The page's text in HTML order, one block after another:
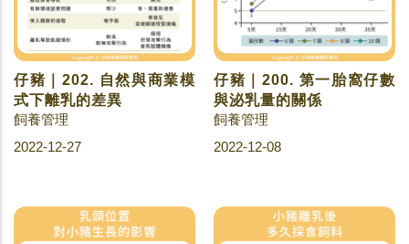
仔豬｜202. 自然與商業模
式下離乳的差異
飼養管理
2022-12-27
仔豬｜200. 第一胎窩仔數
與泌乳量的關係
飼養管理
2022-12-08